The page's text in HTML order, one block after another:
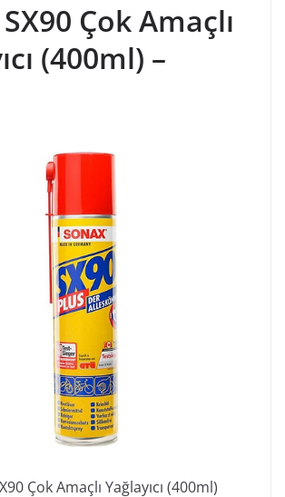
Çok Amaçlı
(400ml) –
Çok Amaçlı Yağlayıcı (400ml)